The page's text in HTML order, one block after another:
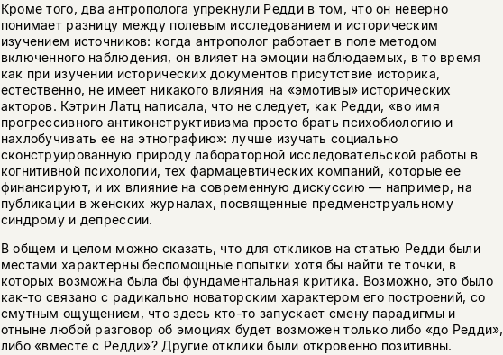
Кроме того, два антрополога упрекнули Редди в том, что он неверно
понимает разницу между полевым исследованием и историческим
изучением источников: когда антрополог работает в поле методом
включенного наблюдения, он влияет на эмоции наблюдаемых, в то время
как при изучении исторических документов присутствие историка,
естественно, не имеет никакого влияния на «эмотивы» исторических
акторов. Кэтрин Латц написала, что не следует, как Редди, «во имя
прогрессивного антиконструктивизма просто брать психобиологию и
нахлобучивать ее на этнографию»: лучше изучать социально
сконструированную природу лабораторной исследовательской работы в
когнитивной психологии, тех фармацевтических компаний, которые ее
финансируют, и их влияние на современную дискуссию — например, на
публикации в женских журналах, посвященные предменструальному
синдрому и депрессии.
В общем и целом можно сказать, что для откликов на статью Редди были
местами характерны беспомощные попытки хотя бы найти те точки, в
которых возможна была бы фундаментальная критика. Возможно, это было
как-то связано с радикально новаторским характером его построений, со
смутным ощущением, что здесь кто-то запускает смену парадигмы и
отныне любой разговор об эмоциях будет возможен только либо «до Редди»,
либо «вместе с Редди»? Другие отклики были откровенно позитивны.